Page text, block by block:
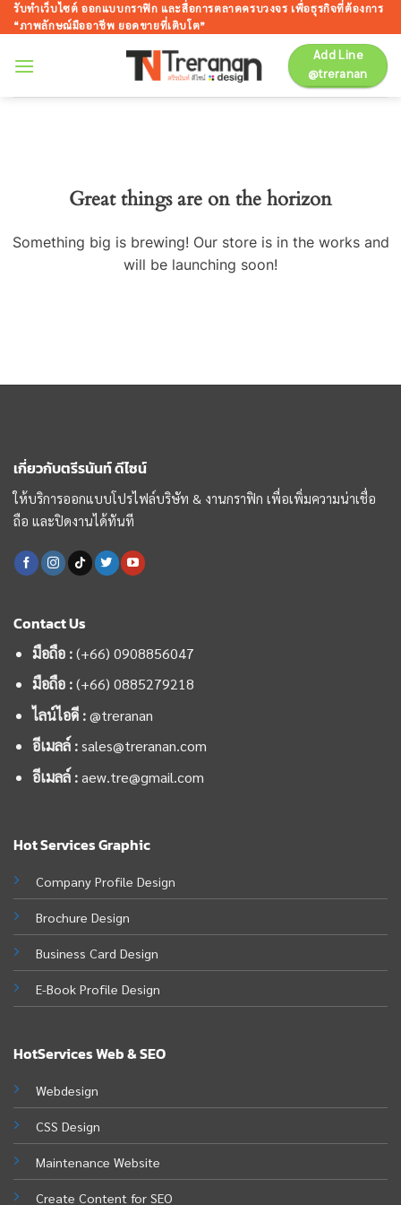
ข้าม
ไป
เนื้อหา
รับทำเว็บไซต์ ออกแบบกราฟิก และสื่อการตลาดครบวงจร เพื่อธุรกิจที่ต้องการ
“ภาพลักษณ์มืออาชีพ ยอดขายที่เติบโต”
Add Line
@treranan
Great things are on the horizon
Something big is brewing! Our store is in the works and
will be launching soon!
เกี่ยวกับตรีรนันท์ ดีไซน์
ให้บริการออกแบบโปรไฟล์บริษัท & งานกราฟิก เพื่อเพิ่มความน่าเชื่อ
ถือ และปิดงานได้ทันที
Hot Services Graphic
Company Profile Design
Brochure Design
Business Card Design
E-Book Profile Design
HotServices Web & SEO
Webdesign
CSS Design
Maintenance Website
Create Content for SEO
Contact Us
มือถือ :(+66) 0908856047
มือถือ : (+66) 0885279218
ไลน์ไอดี :@treranan
อีเมลล์ :sales@treranan.com
อีเมลล์ :aew.tre@gmail.com